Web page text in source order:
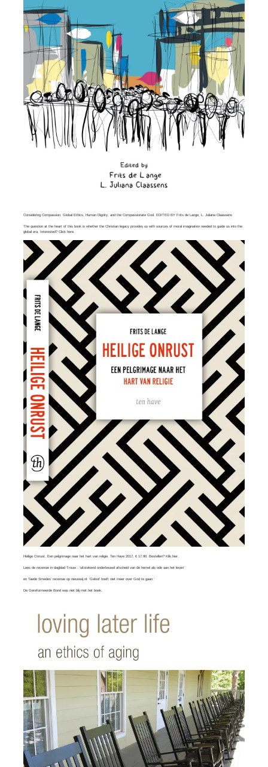
Considering Compassion. Global Ethics, Human Dignity, and the Compassionate God. EDITED BY Frits de Lange, L. Juliana Claassens
The question at the heart of this book is whether the Christian legacy provides us with sources of moral imagination needed to guide us into the
global era. Interested? Clickhere
Heilige Onrust. Een pelgrimage naar het hart van religie. Ten Have 2017, € 17.90. Bestellen?Klik hier
Leesde recensie in dagblad Trouw: ‘uitstekend onderbouwd afscheid van de hemel als ode aan het leven’
enTaede Smedes’ recensieop nieuwwij.nl: ‘Geloof hoeft niet meer over God te gaan.’
De Gereformeerde Bond wasniet blij met het boek.